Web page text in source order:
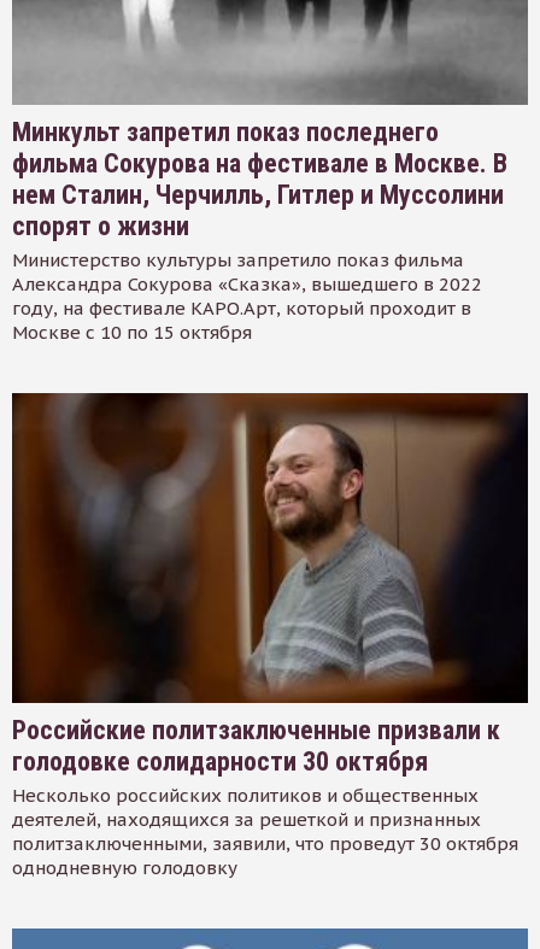
Минкульт запретил показ последнего
фильма Сокурова на фестивале в Москве. В
нем Сталин, Черчилль, Гитлер и Муссолини
спорят о жизни
Министерство культуры запретило показ фильма
Александра Сокурова «Сказка», вышедшего в 2022
году, на фестивале КАРО.Арт, который проходит в
Москве с 10 по 15 октября
Российские политзаключенные призвали к
голодовке солидарности 30 октября
Несколько российских политиков и общественных
деятелей, находящихся за решеткой и признанных
политзаключенными, заявили, что проведут 30 октября
однодневную голодовку